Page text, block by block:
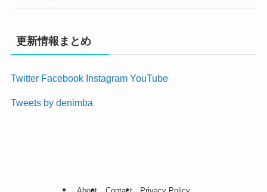
更新情報まとめ
Twitter Facebook Instagram YouTube
Tweets by denimba